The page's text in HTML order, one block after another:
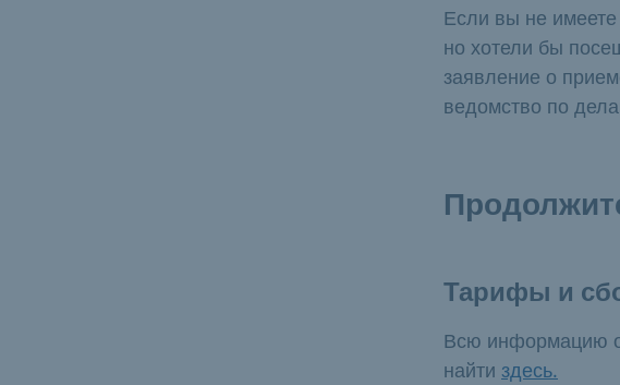
Если вы не имеете
но хотели бы
заявление о
ведомство по
Тарифы и
Всю информацию о
найти здесь.